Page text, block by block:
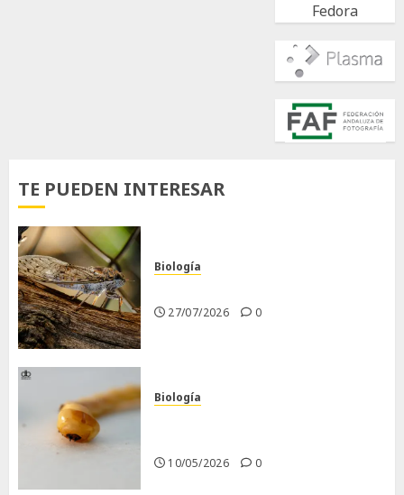
Fedora
TE PUEDEN INTERESAR
Biología
27/07/2026 0
Biología
10/05/2026 0